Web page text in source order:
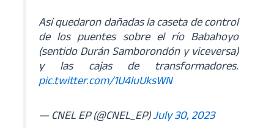
Así quedaron dañadas la caseta de control
de los puentes sobre el río Babahoyo
(sentido Durán Samborondón y viceversa)
y las cajas de transformadores.
pic.twitter.com/1U4luUksWN
— CNEL EP (@CNEL_EP)July 30, 2023